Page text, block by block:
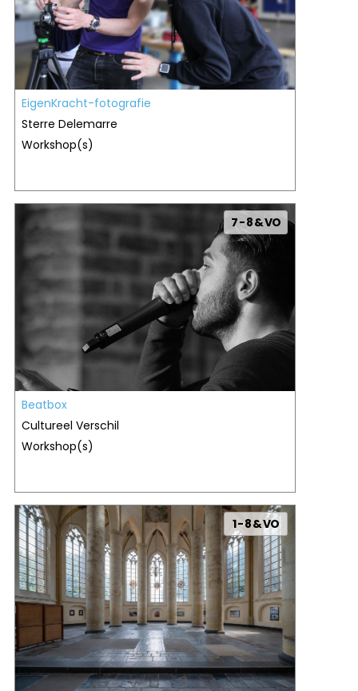
EigenKracht-fotografie
Sterre Delemarre
Workshop(s)
7 - 8 & VO
Beatbox
Cultureel Verschil
Workshop(s)
1 - 8 & VO